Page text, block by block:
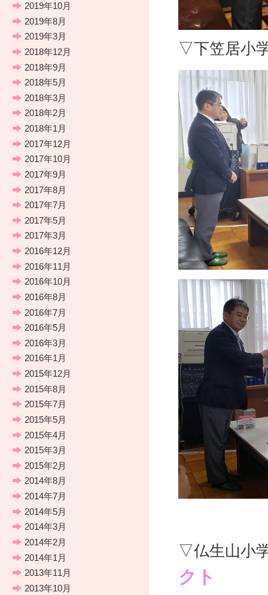
▽下笠居小
▽仏生山小
クト
2019年10月
2019年8月
2019年3月
2018年12月
2018年9月
2018年5月
2018年3月
2018年2月
2018年1月
2017年12月
2017年10月
2017年9月
2017年8月
2017年7月
2017年5月
2017年3月
2016年12月
2016年11月
2016年10月
2016年8月
2016年7月
2016年5月
2016年3月
2016年1月
2015年12月
2015年8月
2015年7月
2015年5月
2015年4月
2015年3月
2015年2月
2014年8月
2014年7月
2014年5月
2014年3月
2014年2月
2014年1月
2013年11月
2013年10月